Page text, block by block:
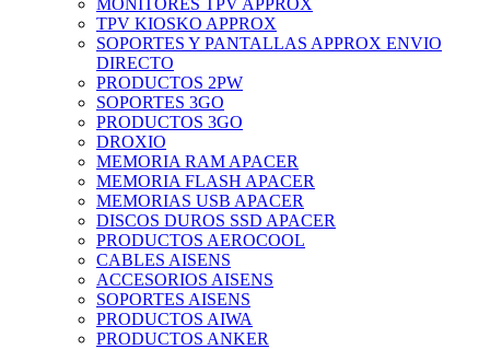
MONITORES TPV APPROX
TPV KIOSKO APPROX
SOPORTES Y PANTALLAS APPROX ENVIO
DIRECTO
PRODUCTOS 2PW
SOPORTES 3GO
PRODUCTOS 3GO
DROXIO
MEMORIA RAM APACER
MEMORIA FLASH APACER
MEMORIAS USB APACER
DISCOS DUROS SSD APACER
PRODUCTOS AEROCOOL
CABLES AISENS
ACCESORIOS AISENS
SOPORTES AISENS
PRODUCTOS AIWA
PRODUCTOS ANKER